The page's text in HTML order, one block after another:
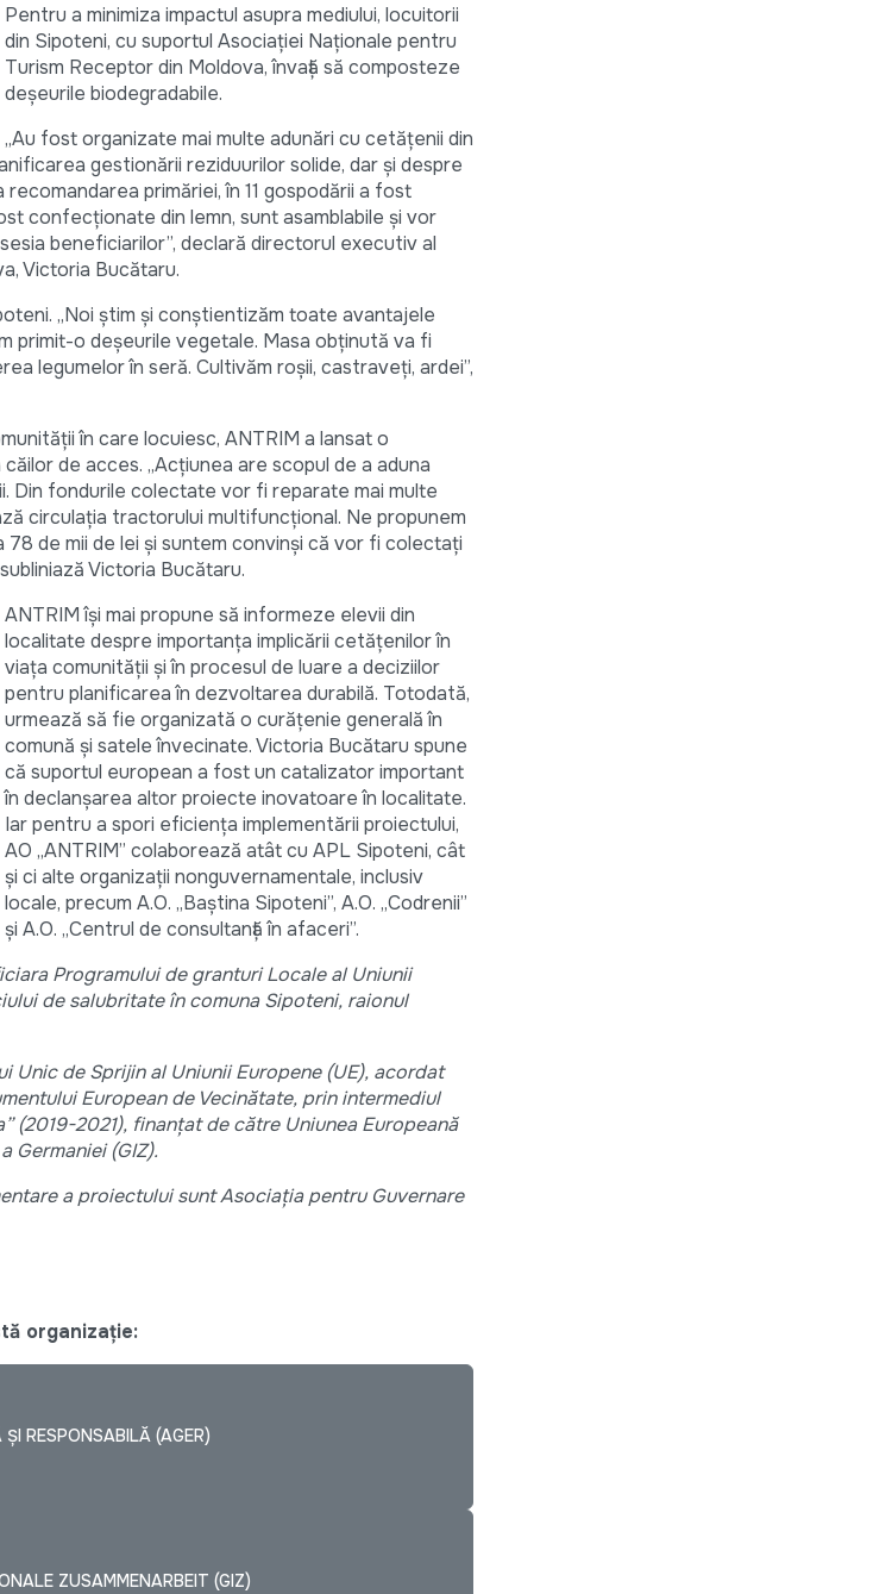
Pentru a minimiza impactul asupra mediului, locuitorii
din Sipoteni, cu suportul Asociației Naționale pentru
Turism Receptor din Moldova, învață să composteze
deșeurile biodegradabile.
„Au fost organizate mai multe adunări cu cetățenii din
gestionării reziduurilor solide, dar și despre
primăriei, în 11 gospodării a fost
confecționate din lemn, sunt asamblabile și vor
beneficiarilor”, declară directorul executiv al
Victoria Bucătaru.
„Noi știm și conștientizăm toate avantajele
primit-o deșeurile vegetale. Masa obținută va fi
legumelor în seră. Cultivăm roșii, castraveți, ardei”,
în care locuiesc, ANTRIM a lansat o
de acces. „Acțiunea are scopul de a aduna
Din fondurile colectate vor fi reparate mai multe
circulația tractorului multifuncțional. Ne propunem
78 de mii de lei și suntem convinși că vor fi colectați
Victoria Bucătaru.
ANTRIM își mai propune să informeze elevii din
localitate despre importanța implicării cetățenilor în
viața comunității și în procesul de luare a deciziilor
pentru planificarea în dezvoltarea durabilă. Totodată,
urmează să fie organizată o curățenie generală în
comună și satele învecinate. Victoria Bucătaru spune
că suportul european a fost un catalizator important
în declanșarea altor proiecte inovatoare în localitate.
Iar pentru a spori eficiența implementării proiectului,
AO „ANTRIM” colaborează atât cu APL Sipoteni, cât
și ci alte organizații nonguvernamentale, inclusiv
locale, precum A.O. „Baștina Sipoteni”, A.O. „Codrenii”
și A.O. „Centrul de consultanță în afaceri”.
Programului de granturi Locale al Uniunii
de salubritate în comuna Sipoteni, raionul
Unic de Sprijin al Uniunii Europene (UE), acordat
European de Vecinătate, prin intermediul
2021), finanțat de către Uniunea Europeană
Germaniei (GIZ).
a proiectului sunt Asociația pentru Guvernare
organizație:
RESPONSABILĂ (AGER)
ZUSAMMENARBEIT (GIZ)